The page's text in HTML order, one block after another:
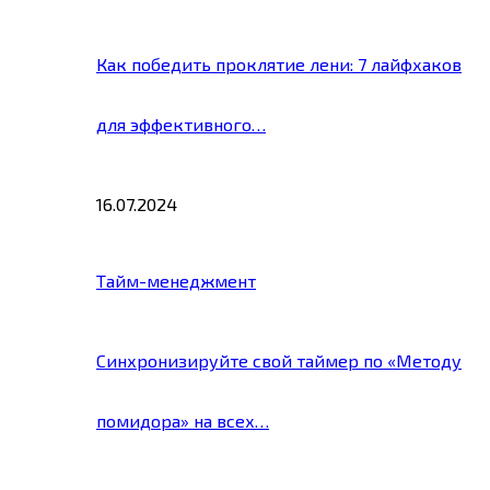
Как победить проклятие лени: 7 лайфхаков
для эффективного…
16.07.2024
Тайм-менеджмент
Синхронизируйте свой таймер по «Методу
помидора» на всех…